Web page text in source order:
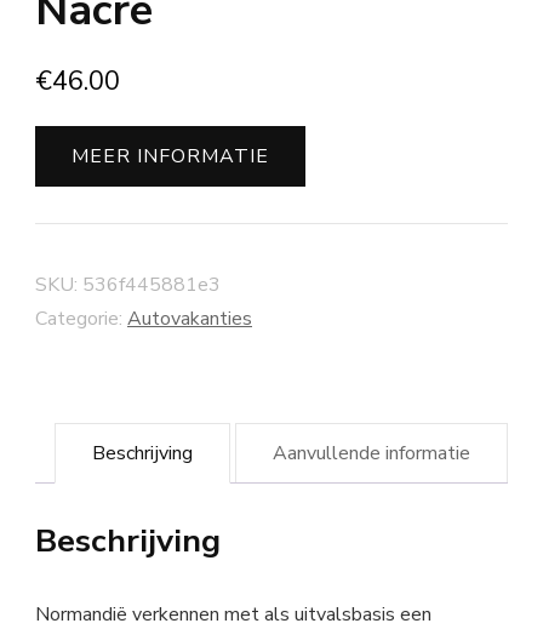
€46.00
MEER INFORMATIE
SKU: 536f445881e3
Categorie: Autovakanties
Beschrijving Aanvullende informatie
Beschrijving
Normandië verkennen met als uitvalsbasis een